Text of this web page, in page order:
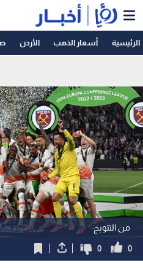
الرئيسية أسعار الذهب الأردن
من التتويج
0
0